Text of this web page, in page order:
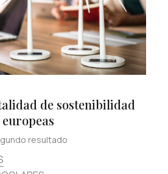
de sostenibilidad
resultado